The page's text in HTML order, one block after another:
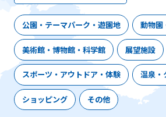
公園・テーマパーク・遊園地 動物園
美術館・博物館・科学館 展望施設
スポーツ・アウトドア・体験 温泉・
ショッピング その他